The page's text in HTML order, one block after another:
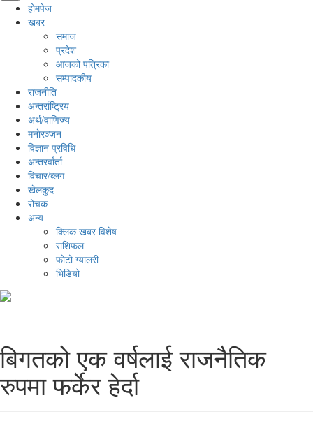
होमपेज
खबर
समाज
प्रदेश
आजको पत्रिका
सम्पादकीय
राजनीति
अन्तर्राष्ट्रिय
अर्थ/वाणिज्य
मनाेरञ्जन
विज्ञान प्रविधि
अन्तरर्वार्ता
विचार/ब्लग
खेलकुद
रोचक
अन्य
क्लिक खबर विशेष
राशिफल
फोटो ग्यालरी
भिडियो
बिगतको एक वर्षलाई राजनैतिक
रुपमा फर्केर हेर्दा